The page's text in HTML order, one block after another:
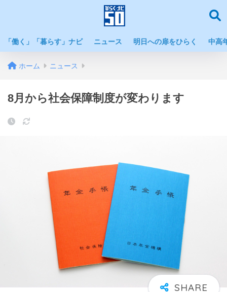
「働く」「暮らす」ナビ ニュース 明日への扉をひらく 中高
ホーム ニュース
8月から社会保障制度が変わります